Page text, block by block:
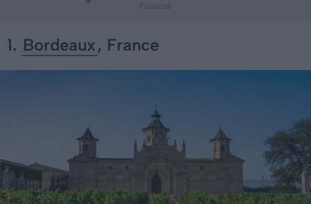
1. Bordeaux, France